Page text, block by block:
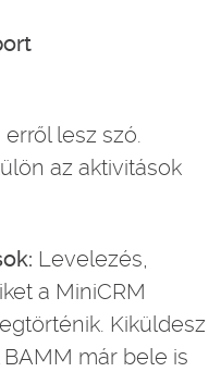
lesz szó.
az aktivitások
Levelezés,
a MiniCRM
Kiküldesz
már bele is